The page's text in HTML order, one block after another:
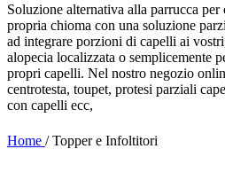
Soluzione alternativa alla parrucca
propria chioma con una soluzione
ad integrare porzioni di capelli ai
alopecia localizzata o semplicemente
propri capelli. Nel nostro negozio
centrotesta, toupet, protesi parziali
con capelli ecc,
Home / Topper e Infoltitori